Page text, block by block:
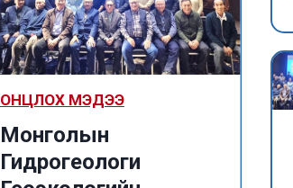
ОНЦЛОХ МЭДЭЭ
Монголын
Гидрогеологи